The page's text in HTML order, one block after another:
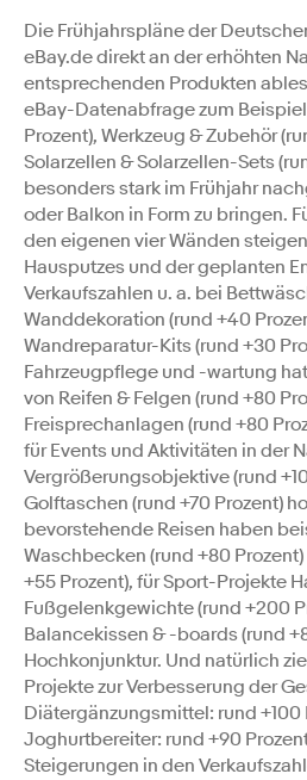
Die Frühjahrspläne der
eBay.de direkt an der erhöhten
entsprechenden Produkten
eBay-Datenabfrage zum Beispiel
Prozent), Werkzeug & Zubehör
Solarzellen & Solarzellen-Sets
besonders stark im Frühjahr
oder Balkon in Form zu bringen.
den eigenen vier Wänden
Hausputzes und der geplanten
Verkaufszahlen u. a. bei
Wanddekoration (rund +40
Wandreparatur-Kits (rund +30
Fahrzeugpflege und -wartung
von Reifen & Felgen (rund +80
Freisprechanlagen (rund +80
für Events und Aktivitäten in der
Vergrößerungsobjektive (rund
Golftaschen (rund +70 Prozent)
bevorstehende Reisen haben
Waschbecken (rund +80
+55 Prozent), für Sport-Projekte
Fußgelenkgewichte (rund +200
Balancekissen & -boards (rund
Hochkonjunktur. Und natürlich
Projekte zur Verbesserung der
Diätergänzungsmittel: rund +100
Joghurtbereiter: rund +90
Steigerungen in den